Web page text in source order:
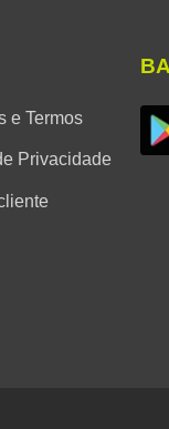
e Termos
Privacidade